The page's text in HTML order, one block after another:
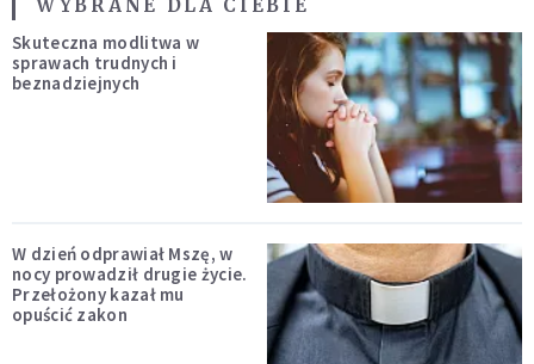
WYBRANE DLA CIEBIE
Skuteczna modlitwa w
sprawach trudnych i
beznadziejnych
W dzień odprawiał Mszę, w
nocy prowadził drugie życie.
Przełożony kazał mu
opuścić zakon